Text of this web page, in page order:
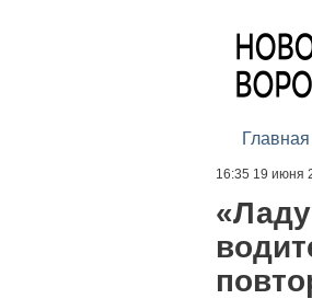
Главная
16:35 19 июня